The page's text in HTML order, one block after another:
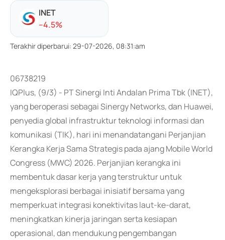
INET
--4.5%
Terakhir diperbarui: 29-07-2026, 08:31:am
06738219
IQPlus, (9/3) - PT Sinergi Inti Andalan Prima Tbk (INET),
yang beroperasi sebagai Sinergy Networks, dan Huawei,
penyedia global infrastruktur teknologi informasi dan
komunikasi (TIK), hari ini menandatangani Perjanjian
Kerangka Kerja Sama Strategis pada ajang Mobile World
Congress (MWC) 2026. Perjanjian kerangka ini
membentuk dasar kerja yang terstruktur untuk
mengeksplorasi berbagai inisiatif bersama yang
memperkuat integrasi konektivitas laut-ke-darat,
meningkatkan kinerja jaringan serta kesiapan
operasional, dan mendukung pengembangan